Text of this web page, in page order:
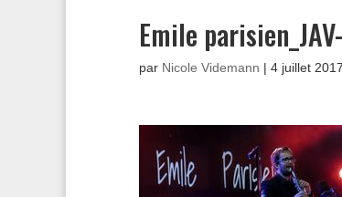
Emile
par Nicole Videmann | 4 juillet 2017